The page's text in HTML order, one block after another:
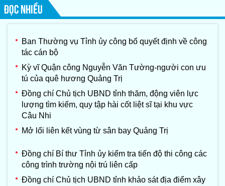
ĐỌC NHIỀU
Ban Thường vụ Tỉnh ủy công bố quyết định về công
tác cán bộ
Kỳ vĩ Quận công Nguyễn Văn Tường-người con ưu
tú của quê hương Quảng Trị
Đồng chí Chủ tịch UBND tỉnh thăm, động viên lực
lượng tìm kiếm, quy tập hài cốt liệt sĩ tại khu vực
Câu Nhi
Mở lối liên kết vùng từ sân bay Quảng Trị
Đồng chí Bí thư Tỉnh ủy kiểm tra tiến độ thi công các
công trình trường nội trú liên cấp
Đồng chí Chủ tịch UBND tỉnh khảo sát địa điểm xây